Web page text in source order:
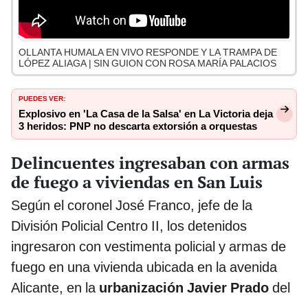
OLLANTA HUMALA EN VIVO RESPONDE Y LA TRAMPA DE
LÓPEZ ALIAGA | SIN GUION CON ROSA MARÍA PALACIOS
PUEDES VER:
Explosivo en 'La Casa de la Salsa' en La Victoria deja
3 heridos: PNP no descarta extorsión a orquestas
Delincuentes ingresaban con armas
de fuego a viviendas en San Luis
Según el coronel José Franco, jefe de la
División Policial Centro II, los detenidos
ingresaron con vestimenta policial y armas de
fuego en una vivienda ubicada en la avenida
Alicante, en la urbanización Javier Prado del